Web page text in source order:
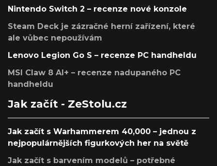
Nintendo Switch 2 – recenze nové konzole
Steam Deck je zázračné herní zařízení, které
ale vůbec nepoužívám
Lenovo Legion Go S – recenze PC handheldu
MSI Claw 8 AI+ – recenze nadupaného PC
handheldu
Jak začít - ZeStolu.cz
Jak začít s Warhammerem 40,000 – jednou z
nejpopulárnějších figurkových her na světě
Jak začít s barvením modelů – potřebné